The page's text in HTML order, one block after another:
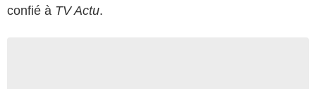
confié à TV Actu.